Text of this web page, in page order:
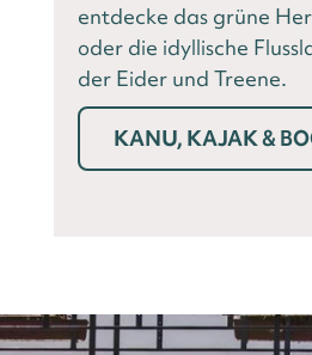
entdecke das grüne
oder die idyllische
der Eider und Treene.
KANU, KAJAK &